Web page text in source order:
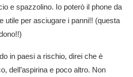
e spazzolino. Io poterò il phone da
utile per asciugare i panni!! (questa
in paesi a rischio, direi che è
dell’aspirina e poco altro. Non